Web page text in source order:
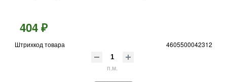
404 ₽
Штрихкод товара 4605500042312
п.м.